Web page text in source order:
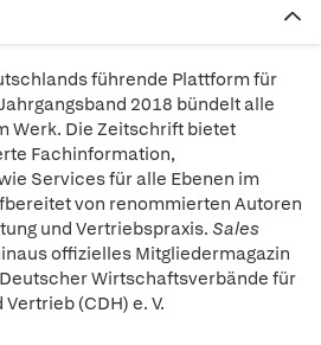
führende Plattform für
2018 bündelt alle
Werk. Die Zeitschrift bietet
Fachinformation,
Services für alle Ebenen im
von renommierten Autoren
und Vertriebspraxis. Sales
offizielles Mitgliedermagazin
Wirtschaftsverbände für
(CDH) e. V.